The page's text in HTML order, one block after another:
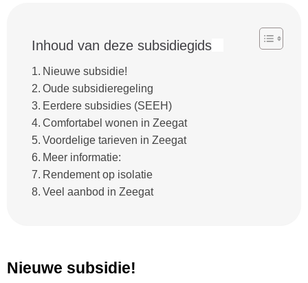
Inhoud van deze subsidiegids
Nieuwe subsidie!
Oude subsidieregeling
Eerdere subsidies (SEEH)
Comfortabel wonen in Zeegat
Voordelige tarieven in Zeegat
Meer informatie:
Rendement op isolatie
Veel aanbod in Zeegat
Nieuwe subsidie!